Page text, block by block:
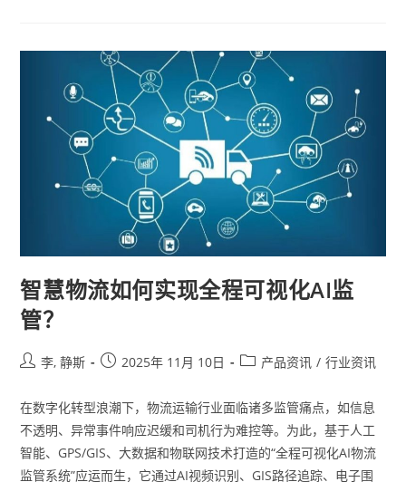
智慧物流如何实现全程可视化AI监
管？
李, 静斯 2025年 11月 10日 产品资讯 / 行业资讯
在数字化转型浪潮下，物流运输行业面临诸多监管痛点，如信息
不透明、异常事件响应迟缓和司机行为难控等。为此，基于人工
智能、GPS/GIS、大数据和物联网技术打造的“全程可视化AI物流
监管系统”应运而生，它通过AI视频识别、GIS路径追踪、电子围